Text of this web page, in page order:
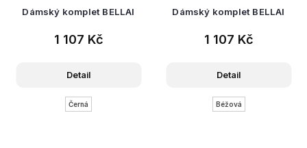
Dámský komplet BELLAI
1 107 Kč
Detail
Černá
Dámský komplet BELLAI
1 107 Kč
Detail
Béžová